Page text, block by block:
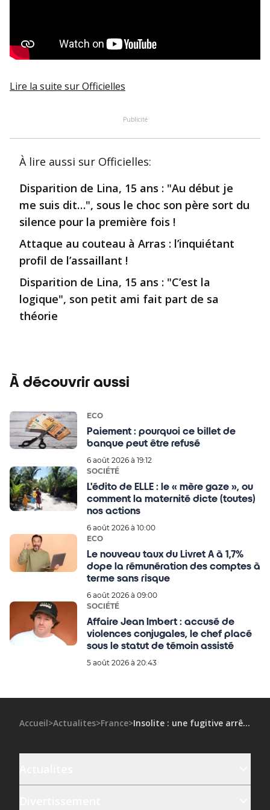
Lire la suite sur Officielles
Publicité
À lire aussi sur Officielles:
Disparition de Lina, 15 ans : "Au début je
me suis dit…", sous le choc son père sort du
silence pour la première fois !
Attaque au couteau à Arras : l’inquiétant
profil de l’assaillant !
Disparition de Lina, 15 ans : "C’est la
logique", son petit ami fait part de sa
théorie
À découvrir aussi
ECO
Paiement : pourquoi ce billet de
banque peut être refusé
6 août 2026 à 19:12
SOCIÉTÉ
L'édito de ELLE : le « mère gaze », ou
comment la maternité dicte (toutes)
nos actions
6 août 2026 à 10:00
ECO
Le nouveau taux du Livret A à 1,7%
dope la rémunération des comptes à
terme sans risque
6 août 2026 à 09:00
SOCIÉTÉ
Affaire Jean Imbert : accusé de
violences conjugales, le chef placé
sous le statut de témoin assisté
5 août 2026 à 20:43
Accueil>Actualites>France> Insolite : une fugitive arrêtée grâce à un coup de maître de la police américaine, tous les détails !